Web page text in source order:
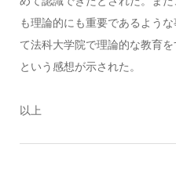
も理論的にも重要であるよう
て法科大学院で理論的な教育
という感想が示された。
以上